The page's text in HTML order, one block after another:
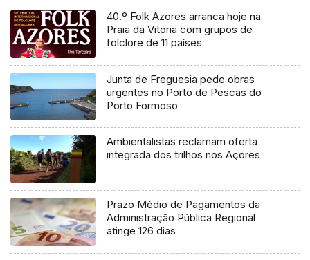
40.º Folk Azores arranca hoje na
Praia da Vitória com grupos de
folclore de 11 países
Junta de Freguesia pede obras
urgentes no Porto de Pescas do
Porto Formoso
Ambientalistas reclamam oferta
integrada dos trilhos nos Açores
Prazo Médio de Pagamentos da
Administração Pública Regional
atinge 126 dias